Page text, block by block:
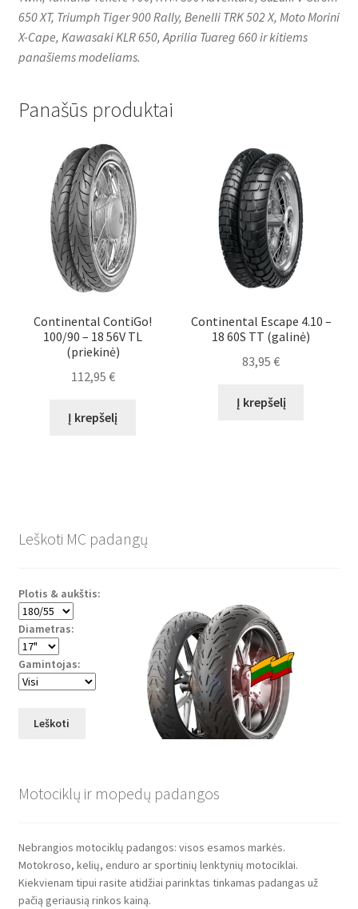
650 XT, Triumph Tiger 900 Rally, Benelli TRK 502 X, Moto Morini
X-Cape, Kawasaki KLR 650, Aprilia Tuareg 660 ir kitiems
panašiems modeliams.
Panašūs produktai
Continental ContiGo!
100/90 – 18 56V TL
(priekinė)
112,95 €
Į krepšelį
Continental Escape 4.10 –
18 60S TT (galinė)
83,95€
Į krepšelį
Leškoti MC padangų
Plotis & aukštis:
Diametras:
Gamintojas:
Leškoti
Motociklų ir mopedų padangos
Nebrangios motociklų padangos: visos esamos markės.
Motokroso, kelių, enduro ar sportinių lenktynių motociklai.
Kiekvienam tipui rasite atidžiai parinktas tinkamas padangas už
pačią geriausią rinkos kainą.